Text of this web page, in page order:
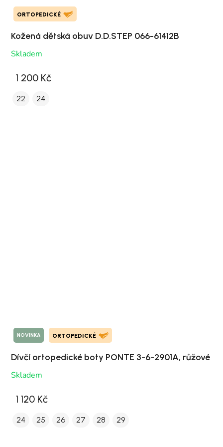
ORTOPEDICKÉ
Kožená dětská obuv D.D.STEP 066-61412B
Skladem
1 200 Kč
22 24
NOVINKA ORTOPEDICKÉ
Dívčí ortopedické boty PONTE 3-6-2901A, růžové
Skladem
1 120 Kč
24 25 26 27 28 29